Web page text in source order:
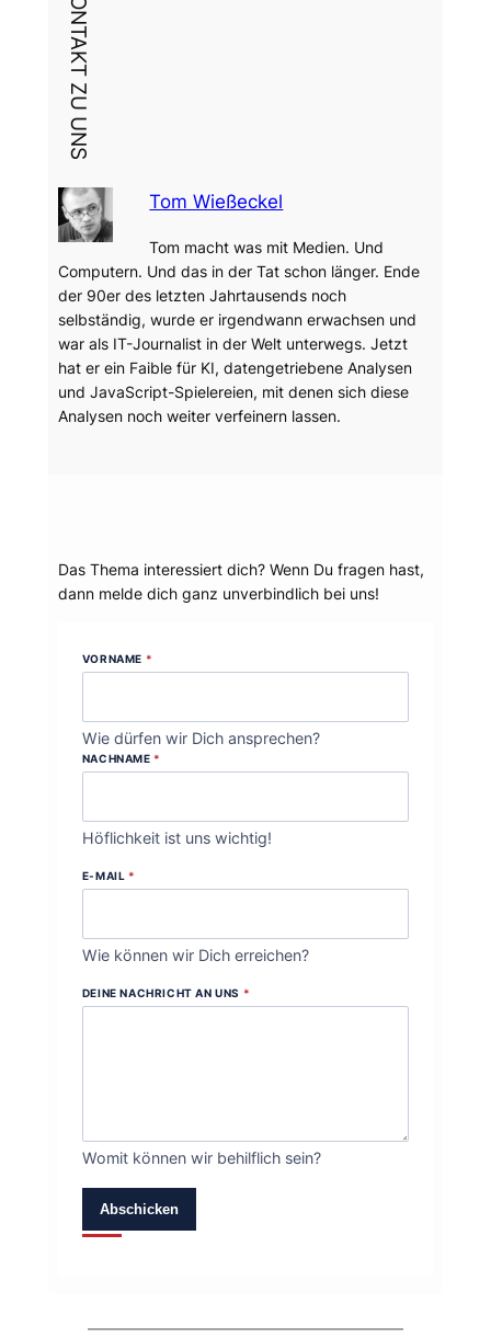
Tom Wießeckel
Tom macht was mit Medien. Und
Computern. Und das in der Tat schon länger. Ende
der 90er des letzten Jahrtausends noch
selbständig, wurde er irgendwann erwachsen und
war als IT-Journalist in der Welt unterwegs. Jetzt
hat er ein Faible für KI, datengetriebene Analysen
und JavaScript-Spielereien, mit denen sich diese
Analysen noch weiter verfeinern lassen.
Das Thema interessiert dich? Wenn Du fragen hast,
dann melde dich ganz unverbindlich bei uns!
VORNAME *
Wie dürfen wir Dich ansprechen?
NACHNAME *
Höflichkeit ist uns wichtig!
E-MAIL *
Wie können wir Dich erreichen?
DEINE NACHRICHT AN UNS *
Womit können wir behilflich sein?
Abschicken